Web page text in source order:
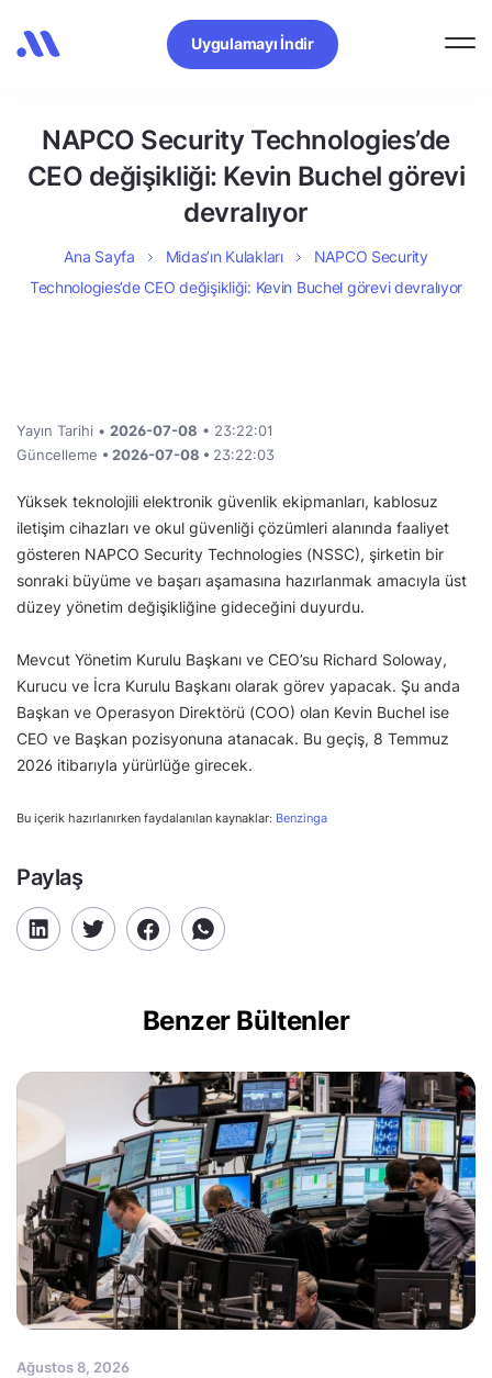
Uygulamayı İndir
NAPCO Security Technologies’de
CEO değişikliği: Kevin Buchel görevi
devralıyor
Ana Sayfa Midas’ın Kulakları
NAPCO Security
Technologies’de CEO değişikliği: Kevin Buchel görevi devralıyor
Yayın Tarihi • 2026-07-08 • 23:22:01
Güncelleme • 2026-07-08 • 23:22:03
Yüksek teknolojili elektronik güvenlik ekipmanları, kablosuz
iletişim cihazları ve okul güvenliği çözümleri alanında faaliyet
gösteren NAPCO Security Technologies (NSSC), şirketin bir
sonraki büyüme ve başarı aşamasına hazırlanmak amacıyla üst
düzey yönetim değişikliğine gideceğini duyurdu.
Mevcut Yönetim Kurulu Başkanı ve CEO’su Richard Soloway,
Kurucu ve İcra Kurulu Başkanı olarak görev yapacak. Şu anda
Başkan ve Operasyon Direktörü (COO) olan Kevin Buchel ise
CEO ve Başkan pozisyonuna atanacak. Bu geçiş, 8 Temmuz
2026 itibarıyla yürürlüğe girecek.
Bu içerik hazırlanırken faydalanılan kaynaklar: Benzinga
Paylaş
Benzer Bültenler
Ağustos 8, 2026